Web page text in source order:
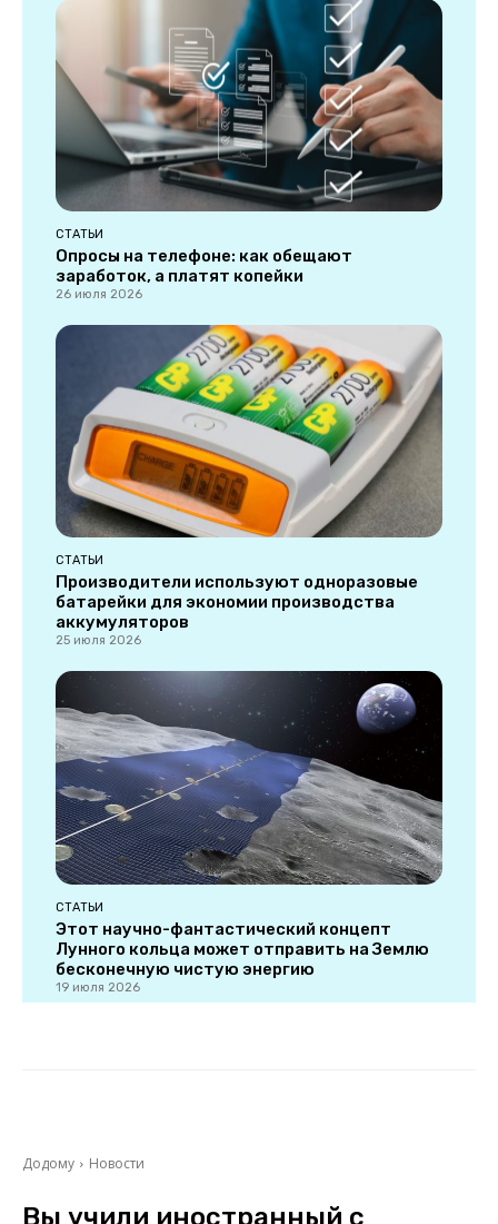
СТАТЬИ
Опросы на телефоне: как обещают
заработок, а платят копейки
26 июля 2026
СТАТЬИ
Производители используют одноразовые
батарейки для экономии производства
аккумуляторов
25 июля 2026
СТАТЬИ
Этот научно-фантастический концепт
Лунного кольца может отправить на Землю
бесконечную чистую энергию
19 июля 2026